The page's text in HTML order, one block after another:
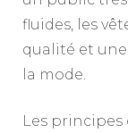
fluides, les
qualité et
la mode.
Les